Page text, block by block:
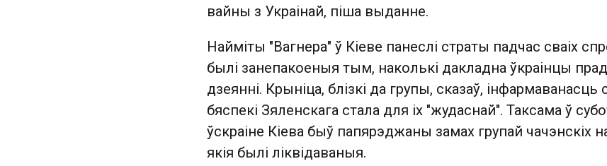
вайны з Украінай, піша выданне.
Найміты "Вагнера" ў Кіеве панеслі страты падчас сваіх
былі занепакоеныя тым, наколькі дакладна ўкраінцы
дзеянні. Крыніца, блізкі да групы, сказаў,
бяспекі Зяленскага стала для іх "жудаснай". Таксама ў
ўскраіне Кіева быў папярэджаны замах групай чачэнскіх
якія былі ліквідаваныя.